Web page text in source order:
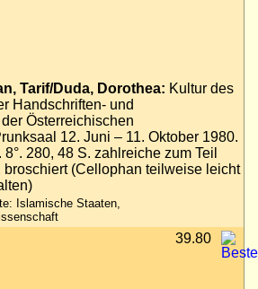
Tarif/Duda, Dorothea: Kultur des
Handschriften- und
Österreichischen
12. Juni – 11. Oktober 1980.
280, 48 S. zahlreiche zum Teil
(Cellophan teilweise leicht
Islamische Staaten,
39.80